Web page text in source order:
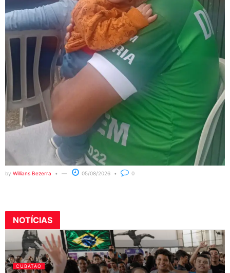
by Willians Bezerra 05/08/2026 0
NOTÍCIAS
CUBATÃO